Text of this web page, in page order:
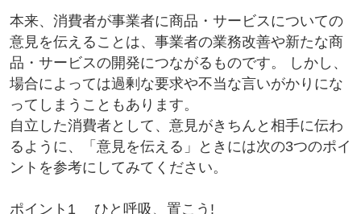
本来、消費者が事業者に商品・サービスについての
意見を伝えることは、事業者の業務改善や新たな商
品・サービスの開発につながるものです。 しかし、
場合によっては過剰な要求や不当な言いがかりにな
ってしまうこともあります。
自立した消費者として、意見がきちんと相手に伝わ
るように、「意見を伝える」ときには次の3つのポイ
ントを参考にしてみてください。
ポイント1 ひと呼吸、置こう!